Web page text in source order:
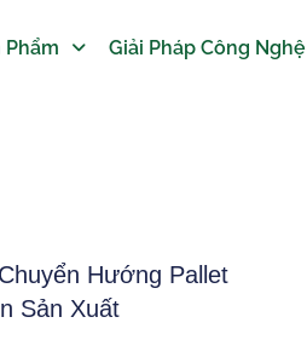
Phẩm Giải Pháp Công Nghệ
Hướng Pallet
Sản Xuất